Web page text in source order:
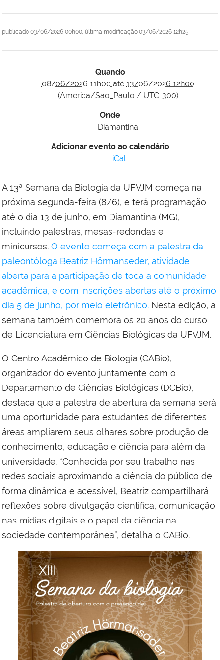
publicado 03/06/2026 00h00, última modificação 03/06/2026 12h25
Quando
08/06/2026 11h00 até 13/06/2026 12h00
(America/Sao_Paulo / UTC-300)
Onde
Diamantina
Adicionar evento ao calendário
iCal
A 13ª Semana da Biologia da UFVJM começa na
próxima segunda-feira (8/6), e terá programação
até o dia 13 de junho, em Diamantina (MG),
incluindo palestras, mesas-redondas e
minicursos. O evento começa com a palestra da
paleontóloga Beatriz Hörmanseder, atividade
aberta para a participação de toda a comunidade
acadêmica, e com inscrições abertas até o próximo
dia 5 de junho, por meio eletrônico. Nesta edição, a
semana também comemora os 20 anos do curso
de Licenciatura em Ciências Biológicas da UFVJM.
O Centro Acadêmico de Biologia (CABio),
organizador do evento juntamente com o
Departamento de Ciências Biológicas (DCBio),
destaca que a palestra de abertura da semana será
uma oportunidade para estudantes de diferentes
áreas ampliarem seus olhares sobre produção de
conhecimento, educação e ciência para além da
universidade. “Conhecida por seu trabalho nas
redes sociais aproximando a ciência do público de
forma dinâmica e acessível, Beatriz compartilhará
reflexões sobre divulgação científica, comunicação
nas mídias digitais e o papel da ciência na
sociedade contemporânea”, detalha o CABio.